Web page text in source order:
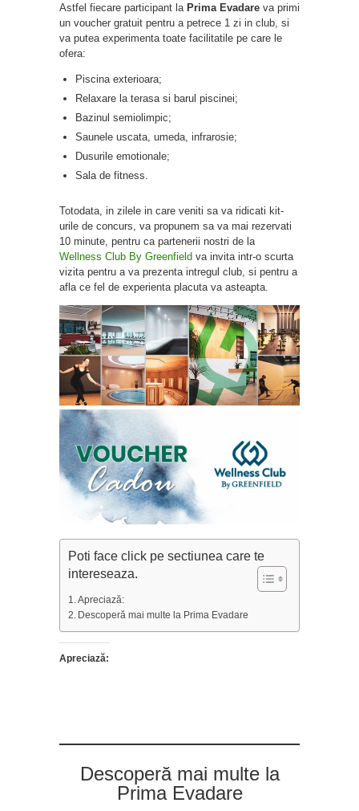
Astfel fiecare participant la Prima Evadare va primi
un voucher gratuit pentru a petrece 1 zi in club, si
va putea experimenta toate facilitatile pe care le
ofera:
Piscina exterioara;
Relaxare la terasa si barul piscinei;
Bazinul semiolimpic;
Saunele uscata, umeda, infrarosie;
Dusurile emotionale;
Sala de fitness.
Totodata, in zilele in care veniti sa va ridicati kit-
urile de concurs, va propunem sa va mai rezervati
10 minute, pentru ca partenerii nostri de la
Wellness Club By Greenfield va invita intr-o scurta
vizita pentru a va prezenta intregul club, si pentru a
afla ce fel de experienta placuta va asteapta.
Poti face click pe sectiunea care te
intereseaza.
Apreciază:
Descoperă mai multe la Prima Evadare
Apreciază:
Descoperă mai multe la
Prima Evadare